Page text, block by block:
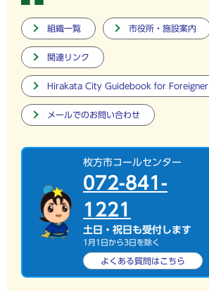
組織一覧 市役所・施設案内
関連リンク
Hirakata City Guidebook for Foreigner
メールでのお問い合わせ
枚方市コールセンター
072-841-
1221
土日・祝日も受付します
1月1日から3日を除く
よくある質問はこちら